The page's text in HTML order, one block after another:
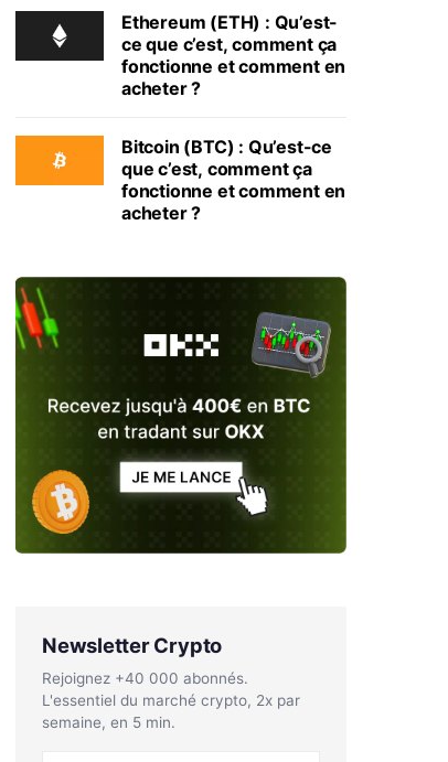
Ethereum (ETH) : Qu’est-
ce que c’est, comment ça
fonctionne et comment en
acheter ?
Bitcoin (BTC) : Qu’est-ce
que c’est, comment ça
fonctionne et comment en
acheter ?
Newsletter Crypto
Rejoignez +40 000 abonnés.
L'essentiel du marché crypto, 2x par
semaine, en 5 min.